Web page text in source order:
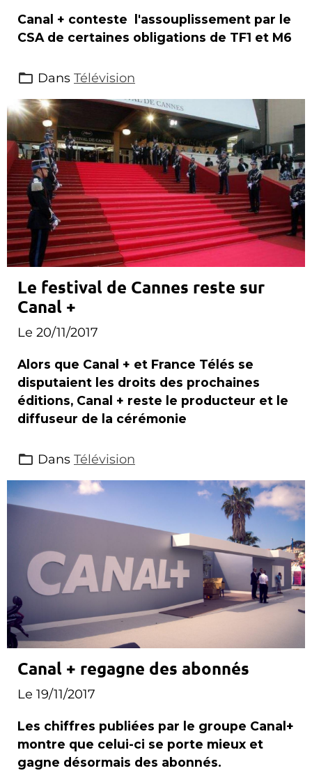
Canal + conteste l'assouplissement par le
CSA de certaines obligations de TF1 et M6
Dans Télévision
Le festival de Cannes reste sur
Canal +
Le 20/11/2017
Alors que Canal + et France Télés se
disputaient les droits des prochaines
éditions, Canal + reste le producteur et le
diffuseur de la cérémonie
Dans Télévision
Canal + regagne des abonnés
Le 19/11/2017
Les chiffres publiées par le groupe Canal+
montre que celui-ci se porte mieux et
gagne désormais des abonnés.